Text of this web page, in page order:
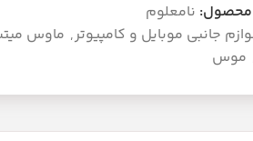
نامعلوم
جانبی موبایل و کامپیوتر,
موس